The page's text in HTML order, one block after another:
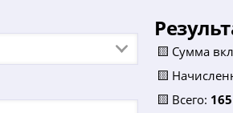
🟨 Сумма
🟨
🟨 Всего: